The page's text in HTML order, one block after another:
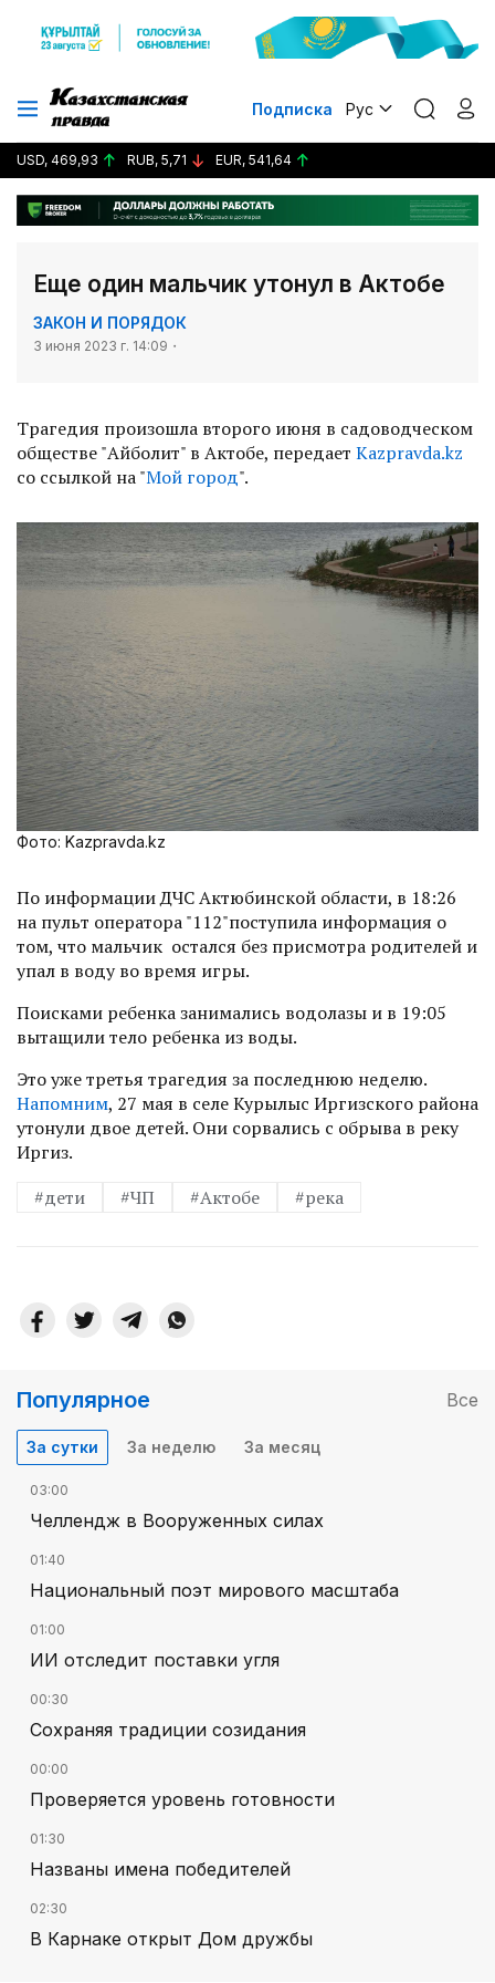
Подписка Рус
USD, 469,93 RUB, 5,71 EUR, 541,64
Еще один мальчик утонул в Актобе
ЗАКОН И ПОРЯДОК
3 июня 2023 г. 14:09
Трагедия произошла второго июня в садоводческом
обществе "Айболит" в Актобе, передает Кazpravda.kz
со ссылкой на "Мой город".
Фото: Kazpravda.kz
По информации ДЧС Актюбинской области, в 18:26
на пульт оператора "112"поступила информация о
том, что мальчик остался без присмотра родителей и
упал в воду во время игры.
Поисками ребенка занимались водолазы и в 19:05
вытащили тело ребенка из воды.
Это уже третья трагедия за последнюю неделю.
Напомним, 27 мая в селе Курылыс Иргизского района
утонули двое детей. Они сорвались с обрыва в реку
Иргиз.
#дети
#ЧП #Актобе #река
Популярное Все
За сутки За неделю За месяц
03:00
Челлендж в Вооруженных силах
01:40
Национальный поэт мирового масштаба
01:00
ИИ отследит поставки угля
00:30
Сохраняя традиции созидания
00:00
Проверяется уровень готовности
01:30
Названы имена победителей
02:30
В Карнаке открыт Дом дружбы